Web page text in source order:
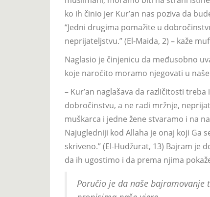
ko ih činio jer Kur’an nas poziva da
“Jedni drugima pomažite u
neprijateljstvu.” (El-Maida, 2) – kaže
Naglasio je činjenicu da međusobno
koje naročito moramo njegovati u
– Kur’an naglašava da različitosti
dobročinstvu, a ne radi mržnje,
muškarca i jedne žene stvaramo i na
Najugledniji kod Allaha je onaj koji Ga
skriveno.” (El-Hudžurat, 13) Bajram je
da ih ugostimo i da prema njima
Poručio je da naše